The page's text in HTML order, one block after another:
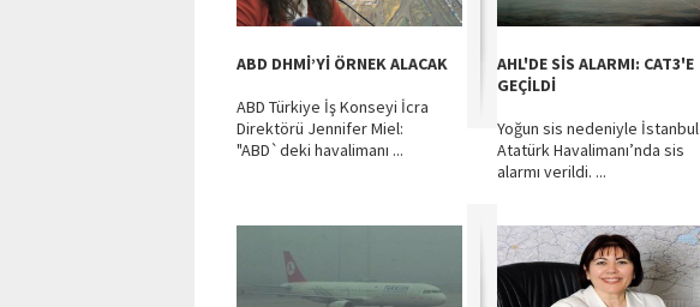
ABD DHMİ’Yİ ÖRNEK ALACAK
ABD Türkiye İş Konseyi İcra
Direktörü Jennifer Miel:
"ABD`deki havalimanı ...
AHL'DE SİS ALARMI: CAT3'E
GEÇİLDİ
Yoğun sis nedeniyle İstanbul
Atatürk Havalimanı’nda sis
alarmı verildi. ...